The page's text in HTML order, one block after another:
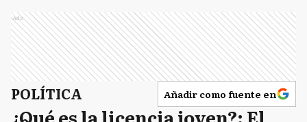
Ads
POLÍTICA Añadir como fuente en